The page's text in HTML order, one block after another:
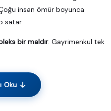
insan ömür boyunca
satar.
bir maldır. Gayrimenkul tek
Oku